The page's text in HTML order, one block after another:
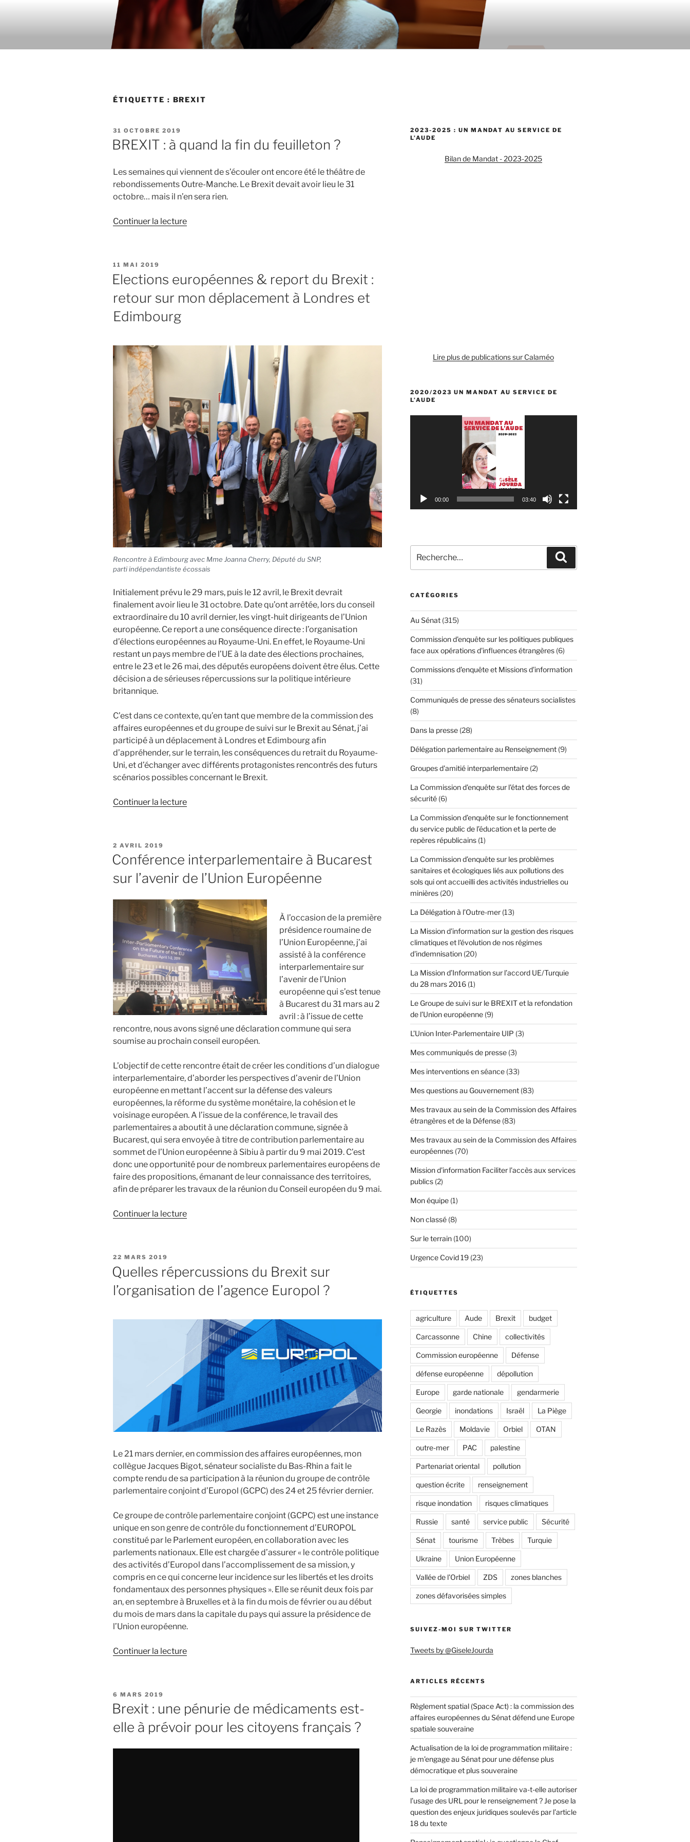
ÉTIQUETTE : BREXIT
PUBLIÉ
LE
31 OCTOBRE 2019
BREXIT : à quand la fin du feuilleton ?
Les semaines qui viennent de s’écouler ont encore été le théâtre de
rebondissements Outre-Manche. Le Brexit devait avoir lieu le 31
octobre… mais il n’en sera rien.
Continuer la lecture
la
fin
PUBLIÉ
LE
11 MAI 2019
Elections européennes & report du Brexit :
retour sur mon déplacement à Londres et
Edimbourg
Rencontre à Edimbourg avec Mme Joanna Cherry, Député du SNP,
parti indépendantiste écossais
Initialement prévu le 29 mars, puis le 12 avril, le Brexit devrait
finalement avoir lieu le 31 octobre. Date qu’ont arrêtée, lors du conseil
extraordinaire du 10 avril dernier, les vingt-huit dirigeants de l’Union
européenne. Ce report a une conséquence directe : l’organisation
d’élections européennes au Royaume-Uni. En effet, le Royaume-Uni
restant un pays membre de l’UE à la date des élections prochaines,
entre le 23 et le 26 mai, des députés européens doivent être élus. Cette
décision a de sérieuses répercussions sur la politique intérieure
britannique.
C’est dans ce contexte, qu’en tant que membre de la commission des
affaires européennes et du groupe de suivi sur le Brexit au Sénat, j’ai
participé à un déplacement à Londres et Edimbourg afin
d’appréhender, sur le terrain, les conséquences du retrait du Royaume-
Uni, et d’échanger avec différents protagonistes rencontrés des futurs
scénarios possibles concernant le Brexit.
Continuer la lecture
du
Brexit :
sur
mon
déplacement
à
Londres
et
Edimbourg »
PUBLIÉ
LE
2 AVRIL 2019
Conférence interparlementaire à Bucarest
sur l’avenir de l’Union Européenne
À l’occasion de la première
présidence roumaine de
l’Union Européenne, j’ai
assisté à la conférence
interparlementaire sur
l’avenir de l’Union
européenne qui s’est tenue
à Bucarest du 31 mars au 2
avril : à l’issue de cette
rencontre, nous avons signé une déclaration commune qui sera
soumise au prochain conseil européen.
L’objectif de cette rencontre était de créer les conditions d’un dialogue
interparlementaire, d’aborder les perspectives d’avenir de l’Union
européenne en mettant l’accent sur la défense des valeurs
européennes, la réforme du système monétaire, la cohésion et le
voisinage européen. A l’issue de la conférence, le travail des
parlementaires a aboutit à une déclaration commune, signée à
Bucarest, qui sera envoyée à titre de contribution parlementaire au
sommet de l’Union européenne à Sibiu à partir du 9 mai 2019. C’est
donc une opportunité pour de nombreux parlementaires européens de
faire des propositions, émanant de leur connaissance des territoires,
afin de préparer les travaux de la réunion du Conseil européen du 9 mai.
Continuer la lecture
sur
l’avenir
Européenne »
PUBLIÉ
LE
22 MARS 2019
Quelles répercussions du Brexit sur
l’organisation de l’agence Europol ?
Le 21 mars dernier, en commission des affaires européennes, mon
collègue Jacques Bigot, sénateur socialiste du Bas-Rhin a fait le
compte rendu de sa participation à la réunion du groupe de contrôle
parlementaire conjoint d’Europol (GCPC) des 24 et 25 février dernier.
Ce groupe de contrôle parlementaire conjoint (GCPC) est une instance
unique en son genre de contrôle du fonctionnement d’EUROPOL
constitué par le Parlement européen, en collaboration avec les
parlements nationaux. Elle est chargée d’assurer « le contrôle politique
des activités d’Europol dans l’accomplissement de sa mission, y
compris en ce qui concerne leur incidence sur les libertés et les droits
fondamentaux des personnes physiques ». Elle se réunit deux fois par
an, en septembre à Bruxelles et à la fin du mois de février ou au début
du mois de mars dans la capitale du pays qui assure la présidence de
l’Union européenne.
Continuer la lecture
sur
l’organisation
de
l’agence
PUBLIÉ
LE
6 MARS 2019
Brexit : une pénurie de médicaments est-
elle à prévoir pour les citoyens français ?
2023-2025 : UN MANDAT AU SERVICE DE
L’AUDE
Bilan de Mandat - 2023-2025
Lire plus de publications sur Calaméo
2020/2023 UN MANDAT AU SERVICE DE
L’AUDE
00:00 03:40
pour
CATÉGORIES
Au Sénat(315)
Commission d'enquête sur les politiques publiques
face aux opérations d'influences étrangères(6)
Commissions d'enquête et Missions d'information
(31)
Communiqués de presse des sénateurs socialistes
(8)
Dans la presse(28)
Délégation parlementaire au Renseignement(9)
Groupes d'amitié interparlementaire(2)
La Commission d'enquête sur l'état des forces de
sécurité(6)
La Commission d’enquête sur le fonctionnement
du service public de l’éducation et la perte de
repères républicains(1)
La Commission d’enquête sur les problèmes
sanitaires et écologiques liés aux pollutions des
sols qui ont accueilli des activités industrielles ou
minières(20)
La Délégation à l’Outre-mer(13)
La Mission d'information sur la gestion des risques
climatiques et l'évolution de nos régimes
d'indemnisation(20)
La Mission d’Information sur l’accord UE/Turquie
du 28 mars 2016(1)
Le Groupe de suivi sur le BREXIT et la refondation
de l’Union européenne(9)
L’Union Inter-Parlementaire UIP (3)
Mes communiqués de presse(3)
Mes interventions en séance(33)
Mes questions au Gouvernement(83)
Mes travaux au sein de la Commission des Affaires
étrangères et de la Défense(83)
Mes travaux au sein de la Commission des Affaires
européennes(70)
Mission d'information Faciliter l'accès aux services
publics(2)
Mon équipe(1)
Non classé(8)
Sur le terrain(100)
Urgence Covid 19(23)
ÉTIQUETTES
agriculture Aude Brexit budget
Carcassonne Chine collectivités
Commission européenne Défense
défense européenne dépollution
Europe garde nationale gendarmerie
Georgie inondations Israël La Piège
Le Razès Moldavie Orbiel OTAN
outre-mer PAC palestine
Partenariat oriental pollution
question écrite renseignement
risque inondation risques climatiques
Russie santé service public Sécurité
Sénat tourisme Trèbes Turquie
Ukraine Union Européenne
Vallée de l'Orbiel ZDS zones blanches
zones défavorisées simples
SUIVEZ-MOI SUR TWITTER
Tweets by @GiseleJourda
ARTICLES RÉCENTS
Règlement spatial (Space Act) : la commission des
affaires européennes du Sénat défend une Europe
spatiale souveraine
Actualisation de la loi de programmation militaire :
je m’engage au Sénat pour une défense plus
démocratique et plus souveraine
La loi de programmation militaire va-t-elle autoriser
l’usage des URL pour le renseignement ? Je pose la
question des enjeux juridiques soulevés par l’article
18 du texte